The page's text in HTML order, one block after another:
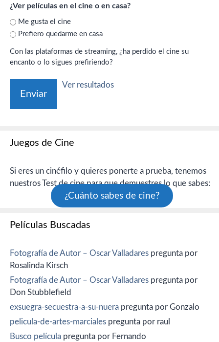
¿Ver películas en el cine o en casa?
Me gusta el cine
Prefiero quedarme en casa
Con las plataformas de streaming, ¿ha perdido el cine su
encanto o lo sigues prefiriendo?
Ver resultados
Juegos de Cine
Si eres un cinéfilo y quieres ponerte a prueba, tenemos
nuestros Test de cine para que demuestres lo que sabes:
¿Cuánto sabes de cine?
Películas Buscadas
Fotografía de Autor – Oscar Valladares pregunta por
Rosalinda Kirsch
Fotografía de Autor – Oscar Valladares pregunta por
Don Stubblefield
exsuegra-secuestra-a-su-nuera pregunta por Gonzalo
pelicula-de-artes-marciales pregunta por raul
Busco película pregunta por Fernando